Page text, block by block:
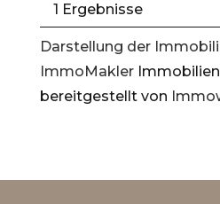
1 Ergebnisse
Darstellung der
ImmoMakler
bereitgestellt von